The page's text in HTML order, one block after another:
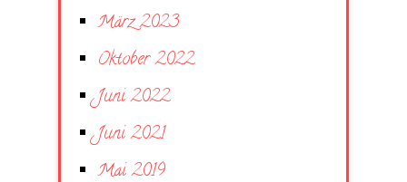
März 2023
Oktober 2022
Juni 2022
Juni 2021
Mai 2019